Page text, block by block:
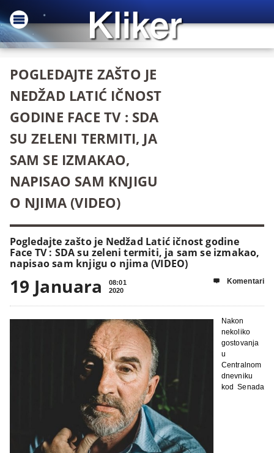
POGLEDAJTE ZAŠTO JE
NEDŽAD LATIĆ IČNOST
GODINE FACE TV : SDA
SU ZELENI TERMITI, JA
SAM SE IZMAKAO,
NAPISAO SAM KNJIGU
O NJIMA (VIDEO)
Pogledajte zašto je Nedžad Latić ičnost godine
Face TV : SDA su zeleni termiti, ja sam se izmakao,
napisao sam knjigu o njima (VIDEO)
19 Januara
08:01
2020
 Komentari
Nakon
nekoliko
gostovanja
u
Centralnom
dnevniku
kod Senada